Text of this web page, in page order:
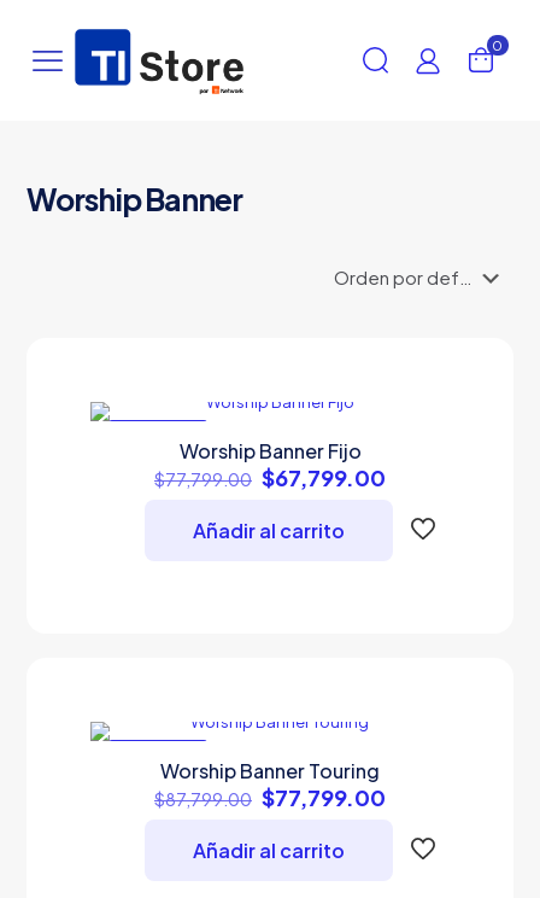
0
Worship Banner
Worship Banner Fijo
$77,799.00 Original
price
was:
$77,799.00.
$67,799.00
$67,799.00.
Añadir al carrito
Worship Banner Touring
$87,799.00 Original
price
was:
$87,799.00.
$77,799.00
$77,799.00.
Añadir al carrito